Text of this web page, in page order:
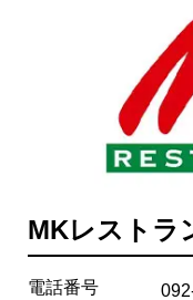
MKレストラ
電話番号